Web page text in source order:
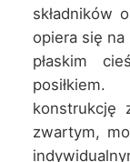
składników
opiera się na
płaskim
konstrukcję
zwartym,